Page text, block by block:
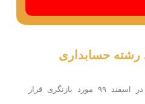
حسابداری
در اسفند ۹۹ مورد بازنگری قرار